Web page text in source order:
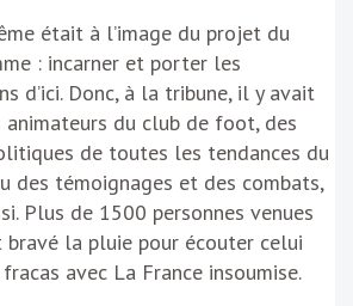
était à l’image du projet du
: incarner et porter les
d’ici. Donc, à la tribune, il y avait
animateurs du club de foot, des
de toutes les tendances du
des témoignages et des combats,
Plus de 1500 personnes venues
la pluie pour écouter celui
avec La France insoumise.